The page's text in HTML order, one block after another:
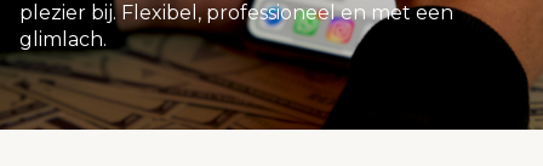
plezier bij. Flexibel, professioneel en met een
glimlach.